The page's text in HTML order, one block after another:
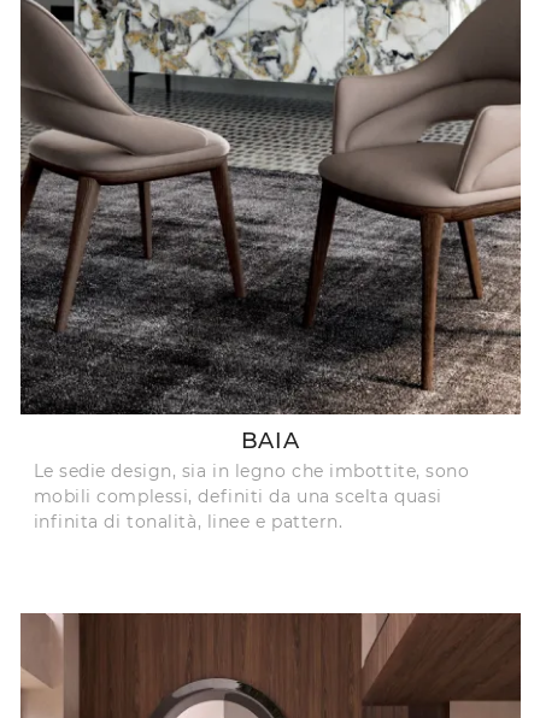
BAIA
Le sedie design, sia in legno che imbottite, sono
mobili complessi, definiti da una scelta quasi
infinita di tonalità, linee e pattern.